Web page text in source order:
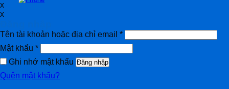
x
x
Tên tài khoản hoặc địa chỉ email *
Mật khẩu *
Ghi nhớ mật khẩu Đăng nhập
Quên mật khẩu?